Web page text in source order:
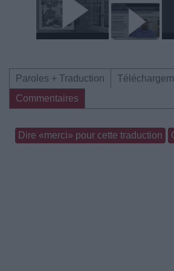
Paroles + Traduction
Commentaires
Dire «merci» pour cette traduction